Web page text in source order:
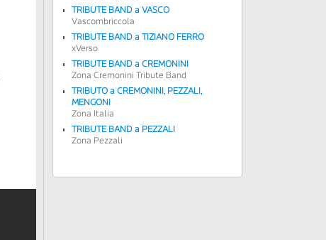
TRIBUTE BAND a VASCO
Vascombriccola
TRIBUTE BAND a TIZIANO FERRO
xVerso
TRIBUTE BAND a CREMONINI
Zona Cremonini Tribute Band
TRIBUTO a CREMONINI, PEZZALI,
MENGONI
Zona Italia
TRIBUTE BAND a PEZZALI
Zona Pezzali